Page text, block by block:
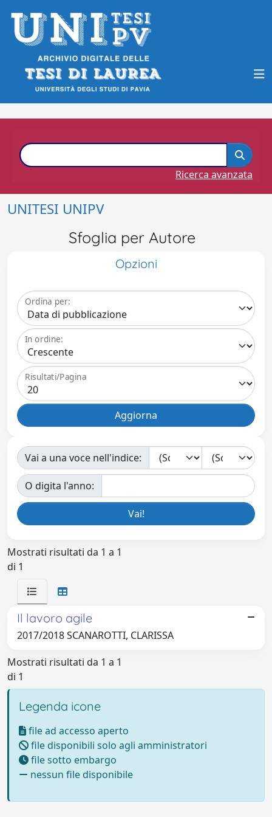
Ricerca avanzata
UNITESI UNIPV
Sfoglia per Autore
Opzioni
Ordina per:
In ordine:
Risultati/Pagina
Vai a una voce nell'indice:
O digita l'anno:
Mostrati risultati da 1 a 1
di 1
Il lavoro agile
2017/2018 SCANAROTTI, CLARISSA
Mostrati risultati da 1 a 1
di 1
Legenda icone
file ad accesso aperto
file disponibili solo agli amministratori
file sotto embargo
nessun file disponibile